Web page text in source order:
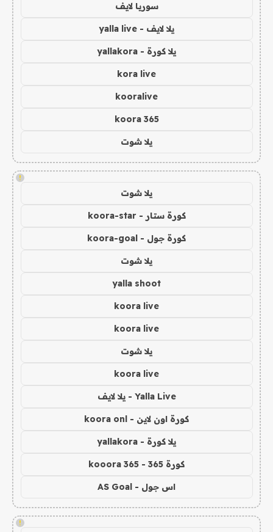
سوريا لايف
يلا لايف - yalla live
يلا كورة - yallakora
kora live
kooralive
koora 365
يلا شوت
!
يلا شوت
كورة ستار - koora-star
كورة جول - koora-goal
يلا شوت
yalla shoot
koora live
koora live
يلا شوت
koora live
Yalla Live - يلا لايف
كورة اون لاين - koora onl
يلا كورة - yallakora
كورة 365 - kooora 365
اس جول - AS Goal
!